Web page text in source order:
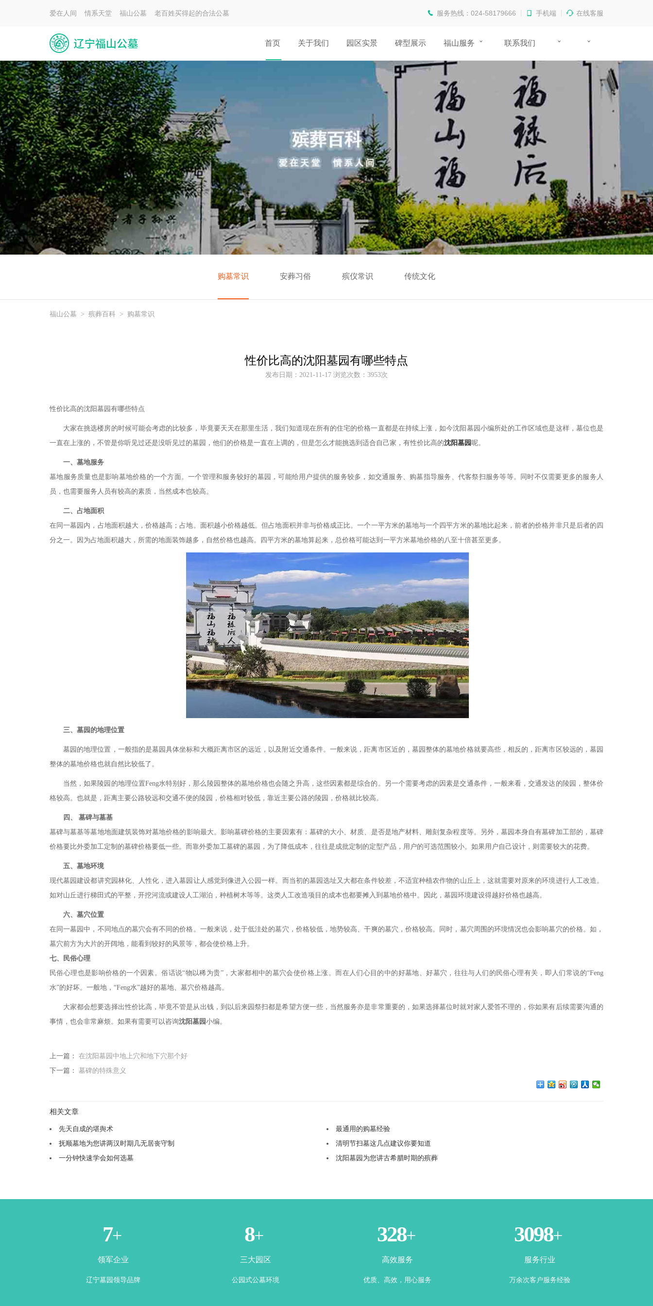
爱在人间 情系天堂 福山公墓 老百姓买得起的合法公墓 服务热线：024-58179666 手机端 在线客服
首页 关于我们 园区实景 碑型展示 福山服务 联系我们
购墓常识 安葬习俗 殡仪常识 传统文化
福山公墓 > 殡葬百科 > 购墓常识
性价比高的沈阳墓园有哪些特点
发布日期：2021-11-17 浏览次数：3953次
性价比高的沈阳墓园有哪些特点
大家在挑选楼房的时候可能会考虑的比较多，毕竟要天天在那里生活，我们知道现在所有的住宅的价格一直都是在持续上涨，如今沈阳墓园小编所处的工作区域也是这样，墓位也是
一直在上涨的，不管是你听见过还是没听见过的墓园，他们的价格是一直在上调的，但是怎么才能挑选到适合自己家，有性价比高的沈阳墓园呢。
一、 墓地服务
墓地服务质量也是影响墓地价格的一个方面。一个管理和服务较好的墓园，可能给用户提供的服务较多，如交通服务、购墓指导服务、代客祭扫服务等等。同时不仅需要更多的服务人
员，也需要服务人员有较高的素质，当然成本也较高。
二、 占地面积
在同一墓园内，占地面积越大，价格越高；占地。面积越小价格越低。但占地面积并非与价格成正比。一个一平方米的墓地与一个四平方米的墓地比起来，前者的价格并非只是后者的四
分之一。因为占地面积越大，所需的地面装饰越多，自然价格也越高。四平方米的墓地算起来，总价格可能达到一平方米墓地价格的八至十倍甚至更多。
三、 墓园的地理位置
墓园的地理位置，一般指的是墓园具体坐标和大概距离市区的远近，以及附近交通条件。一般来说，距离市区近的， 墓园整体的墓地价格就要高些，相反的，距离市区较远的， 墓园
整体的墓地价格也就自然比较低了。
当然，如果陵园的地理位置Feng水特别好，那么陵园整体的墓地价格也会随之升高，这些因素都是综合的。另一个需要考虑的因素是交通条件，一般来看，交通发达的陵园，整体价
格较高。也就是，距离主要公路较远和交通不便的陵园，价格相对较低，靠近主要公路的陵园，价格就比较高。
四、
墓碑与墓基
墓碑与墓基等墓地地面建筑装饰对墓地价格的影响最大。影响墓碑价格的主要因素有：墓碑的大小、材质、是否是地产材料、雕刻复杂程度等。另外，墓园本身自有墓碑加工部的，墓碑
价格要比外委加工定制的墓碑价格要低一些。而靠外委加工墓碑的墓园，为了降低成本，往往是成批定制的定型产品，用户的可选范围较小。如果用户自己设计，则需要较大的花费。
五、 墓地环境
现代墓园建设都讲究园林化、人性化，进入墓园让人感觉到像进入公园一样。而当初的墓园选址又大都在条件较差，不适宜种植农作物的山丘上，这就需要对原来的环境进行人工改造。
如对山丘进行梯田式的平整，开挖河流或建设人工湖泊，种植树木等等。这类人工改造项目的成本也都要摊入到墓地价格中。因此，墓园环境建设得越好价格也越高。
六、墓穴位置
在同一墓园中，不同地点的墓穴会有不同的价格。一般来说，处于低洼处的墓穴，价格较低，地势较高、干爽的墓穴，价格较高。同时，墓穴周围的环境情况也会影响墓穴的价格。如，
墓穴前方为大片的开阔地，能看到较好的风景等，都会使价格上升。
七、民俗心理
民俗心理也是影响价格的一个因素。俗话说“物以稀为贵”，大家都相中的墓穴会使价格上涨。而在人们心目的中的好墓地、好墓穴，往往与人们的民俗心理有关，即人们常说的“Feng
水”的好坏。一般地，“Feng水”越好的墓地、墓穴价格越高。
大家都会想要选择出性价比高，毕竟不管是从出钱，到以后来园祭扫都是希望方便一些，当然服务亦是非常重要的，如果选择墓位时就对家人爱答不理的，你如果有后续需要沟通的
事情，也会非常麻烦。如果有需要可以咨询沈阳墓园小编。
上一篇： 在沈阳墓园中地上穴和地下穴那个好
下一篇： 墓碑的特殊意义
相关文章
先天自成的堪舆术
最通用的购墓经验
抚顺墓地为您讲两汉时期几无居丧守制
清明节扫墓这几点建议你要知道
一分钟快速学会如何选墓
沈阳墓园为您讲古希腊时期的殡葬
1+
领军企业
辽宁墓园领导品牌
3+
三大园区
公园式公墓环境
365+
高效服务
优质、高效，用心服务
3500+
服务行业
万余次客户服务经验